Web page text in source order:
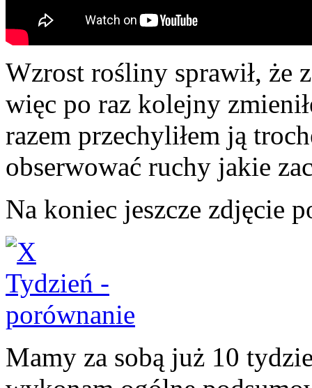
Wzrost rośliny sprawił, że
więc po raz kolejny
razem przechyliłem ją
obserwować ruchy jakie
Na koniec jeszcze zdjęcie
Mamy za sobą już 10